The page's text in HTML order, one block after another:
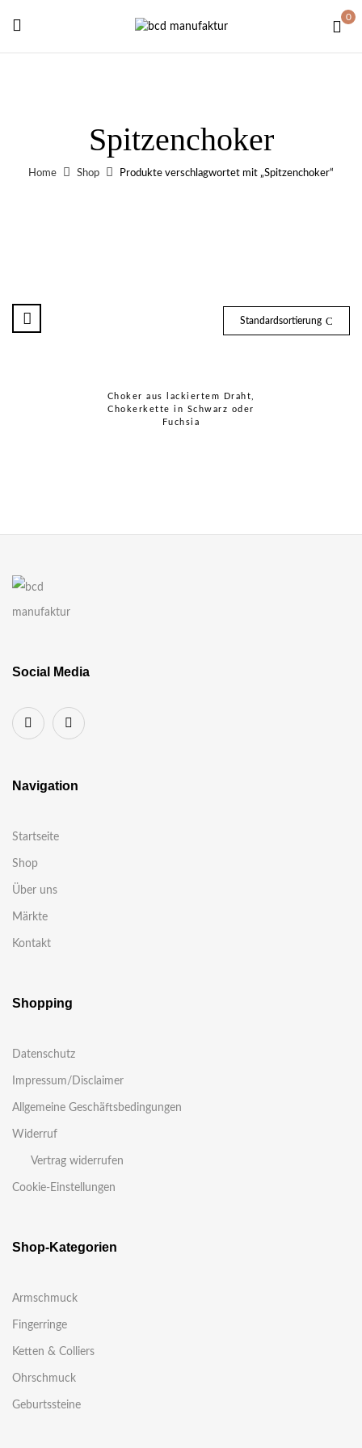
0
Spitzenchoker
Home Shop Produkte verschlagwortet mit „Spitzenchoker“
Standardsortierung
Choker aus lackiertem Draht,
Chokerkette in Schwarz oder
Fuchsia
Social Media
Navigation
Startseite
Shop
Über uns
Märkte
Kontakt
Shopping
Datenschutz
Impressum/Disclaimer
Allgemeine Geschäftsbedingungen
Widerruf
Vertrag widerrufen
Cookie-Einstellungen
Shop-Kategorien
Armschmuck
Fingerringe
Ketten & Colliers
Ohrschmuck
Geburtssteine